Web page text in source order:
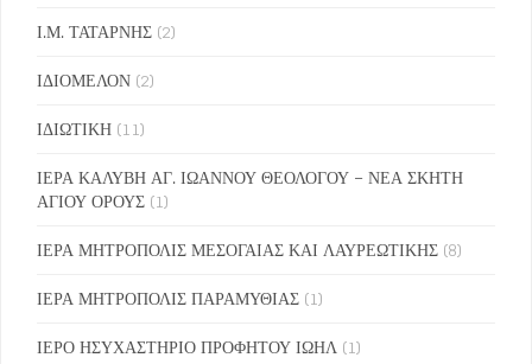
Ι.Μ. ΤΑΤΑΡΝΗΣ (2)
ΙΔΙΟΜΕΛΟΝ (2)
ΙΔΙΩΤΙΚΗ (11)
ΙΕΡΑ ΚΑΛΥΒΗ ΑΓ. ΙΩΑΝΝΟΥ ΘΕΟΛΟΓΟΥ – ΝΕΑ ΣΚΗΤΗ
ΑΓΙΟΥ ΟΡΟΥΣ (1)
ΙΕΡΑ ΜΗΤΡΟΠΟΛΙΣ ΜΕΣΟΓΑΙΑΣ ΚΑΙ ΛΑΥΡΕΩΤΙΚΗΣ (8)
ΙΕΡΑ ΜΗΤΡΟΠΟΛΙΣ ΠΑΡΑΜΥΘΙΑΣ (1)
ΙΕΡΟ ΗΣΥΧΑΣΤΗΡΙΟ ΠΡΟΦΗΤΟΥ ΙΩΗΛ (1)